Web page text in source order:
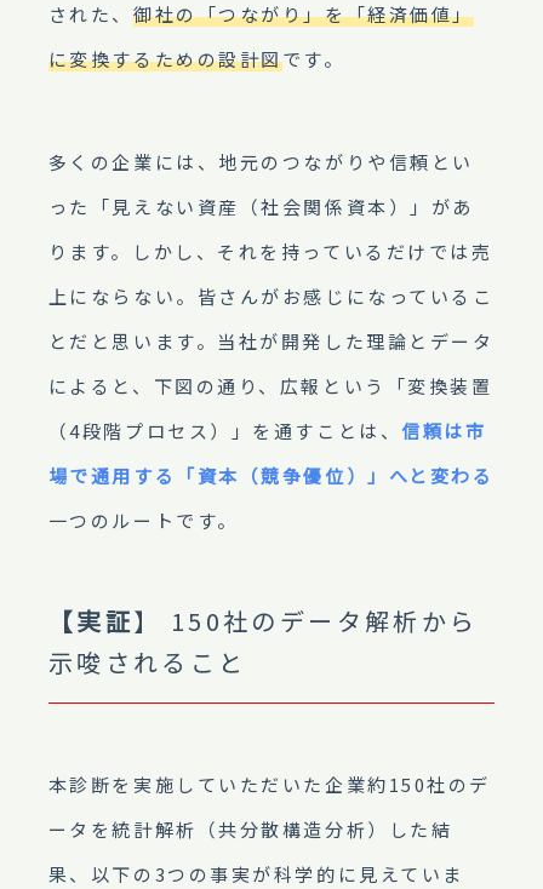
された、御社の「つながり」を「経済価値」
に変換するための設計図です。
多くの企業には、地元のつながりや信頼とい
った「見えない資産（社会関係資本）」があ
ります。しかし、それを持っているだけでは売
上にならない。皆さんがお感じになっているこ
とだと思います。当社が開発した理論とデータ
によると、下図の通り、広報という「変換装置
（4段階プロセス）」を通すことは、信頼は市
場で通用する「資本（競争優位）」へと変わる
一つのルートです。
【実証】 150社のデータ解析から
示唆されること
本診断を実施していただいた企業約150社のデ
ータを統計解析（共分散構造分析）した結
果、以下の3つの事実が科学的に見えていま